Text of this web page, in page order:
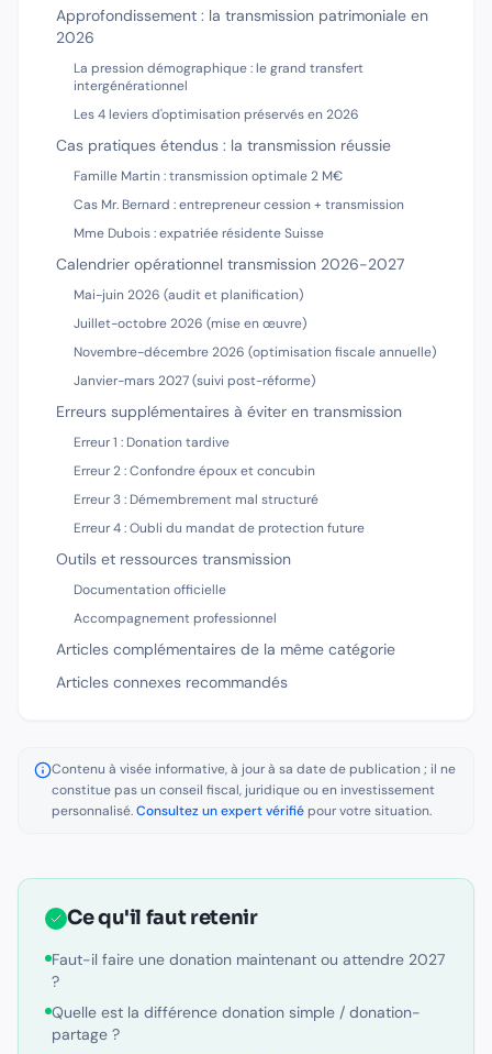
Approfondissement : la transmission patrimoniale en
2026
La pression démographique : le grand transfert
intergénérationnel
Les 4 leviers d'optimisation préservés en 2026
Cas pratiques étendus : la transmission réussie
Famille Martin : transmission optimale 2 M€
Cas Mr. Bernard : entrepreneur cession + transmission
Mme Dubois : expatriée résidente Suisse
Calendrier opérationnel transmission 2026-2027
Mai-juin 2026 (audit et planification)
Juillet-octobre 2026 (mise en œuvre)
Novembre-décembre 2026 (optimisation fiscale annuelle)
Janvier-mars 2027 (suivi post-réforme)
Erreurs supplémentaires à éviter en transmission
Erreur 1 : Donation tardive
Erreur 2 : Confondre époux et concubin
Erreur 3 : Démembrement mal structuré
Erreur 4 : Oubli du mandat de protection future
Outils et ressources transmission
Documentation officielle
Accompagnement professionnel
Articles complémentaires de la même catégorie
Articles connexes recommandés
Contenu à visée informative, à jour à sa date de publication ; il ne
constitue pas un conseil fiscal, juridique ou en investissement
personnalisé.Consultez un expert vérifiépour votre situation.
Ce qu'il faut retenir
Faut-il faire une donation maintenant ou attendre 2027
?
Quelle est la différence donation simple / donation-
partage ?